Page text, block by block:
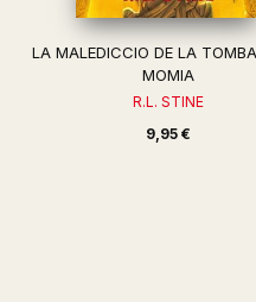
LA MALEDICCIO DE LA
MOMIA
R.L. STINE
9,95 €